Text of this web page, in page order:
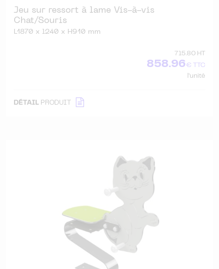
Jeu sur ressort à lame Vis-à-vis
Chat/Souris
L1870 x l240 x H910 mm
715.80 HT
858.96€ TTC
l'unité
DÉTAIL PRODUIT